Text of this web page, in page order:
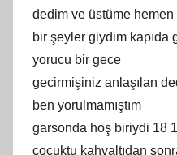
dedim ve üstüme hemen
bir şeyler giydim kapıda
yorucu bir gece
gecirmişiniz anlaşılan
ben yorulmamıştım
garsonda hoş biriydi 18
çocuktu kahvaltıdan